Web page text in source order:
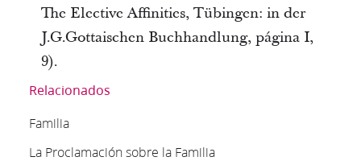
The Elective Affinities, Tübingen: in der
J.G.Gottaischen Buchhandlung, página I,
9).
Relacionados
Familia
La Proclamación sobre la Familia